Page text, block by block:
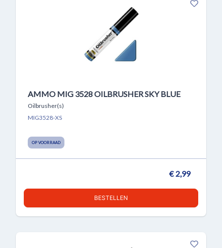
AMMO MIG 3528 OILBRUSHER SKY BLUE
Oilbrusher(s)
MIG3528-XS
OP VOORRAAD
€ 2,99
BESTELLEN